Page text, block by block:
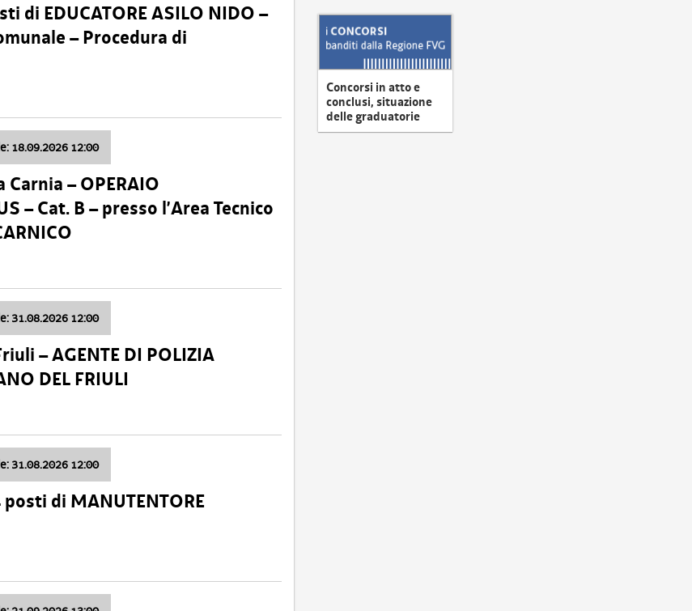
di EDUCATORE ASILO NIDO –
– Procedura di
18.09.2026 12:00
– OPERAIO
– Cat. B – presso l’Area Tecnico
31.08.2026 12:00
– AGENTE DI POLIZIA
DEL FRIULI
31.08.2026 12:00
di MANUTENTORE
Concorsi in atto e
conclusi, situazione
delle graduatorie